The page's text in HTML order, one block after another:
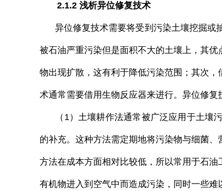
2.1.2 浅析异位修复技术
异位修复技术需要将受到污染土壤挖掘或
被石油严重污染但是面积不大的土壤上，其
物出现扩散，这有利于降低污染范围；其次
术通常需要借用生物反应器来进行。异位修
（1）土壤耕作法通常被广泛应用于土壤污
的补充。这种方法需定期地将污染物与细菌
方法在成本方面相对比较低，所以常用于石
有机物进入到空气中而造成污染，同时一些